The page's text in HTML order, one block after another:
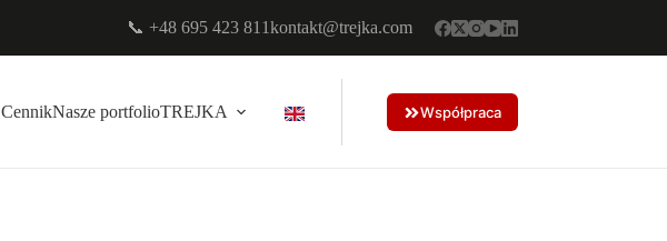
📞 +48 695 423 811kontakt@trejka.com
CennikNasze portfolioTREJKA Współpraca